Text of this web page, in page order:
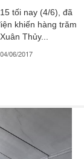
tối nay (4/6), đã
khiến hàng trăm
Thủy...
06/2017